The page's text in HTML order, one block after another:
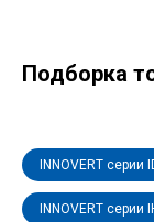
Подборка
INNOVERT серии
INNOVERT серии